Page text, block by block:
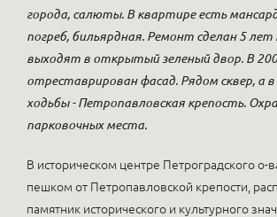
города, салюты. В квартире есть
погреб, бильярдная. Ремонт сделан 5 лет
выходят в открытый зеленый двор. В
отреставрирован фасад. Рядом сквер, а
ходьбы - Петропавловская крепость.
парковочных места.
В историческом центре Петроградского о-
пешком от Петропавловской крепости,
памятник исторического и культурного